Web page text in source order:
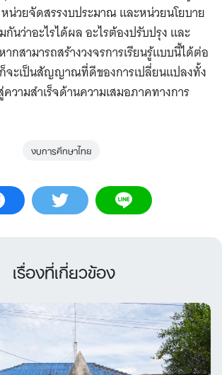
หน่วยจัดสรรงบประมาณ และหน่วยนโยบาย
กันว่าอะไรได้ผล อะไรต้องปรับปรุง และ
กสามารถสร้างวงจรการเรียนรู้แบบนี้ได้ต่อ
ก็จะเป็นสัญญาณที่ดีของการเปลี่ยนแปลงทั้ง
วามสำเร็จด้านความเสมอภาคทางการ
งบการศึกษาไทย
เรื่องที่เกี่ยวข้อง